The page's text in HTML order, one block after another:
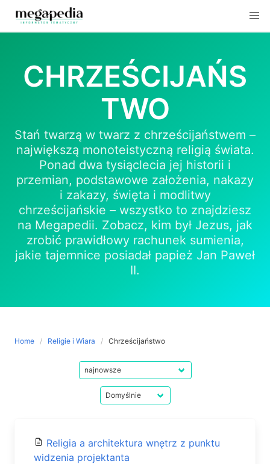
contentCHRZEŚCIJAŃS
TWO
Stań twarzą w twarz z chrześcijaństwem –
największą monoteistyczną religią świata.
Ponad dwa tysiąclecia jej historii i
przemian, podstawowe założenia, nakazy
i zakazy, święta i modlitwy
chrześcijańskie – wszystko to znajdziesz
na Megapedii. Zobacz, kim był Jezus, jak
zrobić prawidłowy rachunek sumienia,
jakie tajemnice posiadał papież Jan Paweł
II.
Home Religie i Wiara Chrześcijaństwo
Religia a architektura wnętrz z punktu
widzenia projektanta